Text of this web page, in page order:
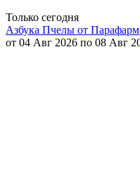
Только сегодня
Азбука Пчелы от Парафарм
от 04 Авг 2026 по 08 Авг